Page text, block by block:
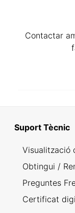
Contactar
Suport Tècnic
Visualització
Obtingui /
Preguntes
Certificat